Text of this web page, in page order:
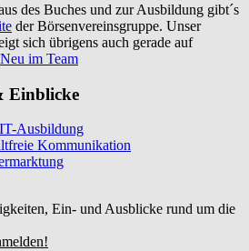
des Buches und zur Ausbildung gibt´s
der Börsenvereinsgruppe. Unser
sich übrigens auch gerade auf
Neu im Team
Einblicke
Ausbildung
Kommunikation
Ein- und Ausblicke rund um die